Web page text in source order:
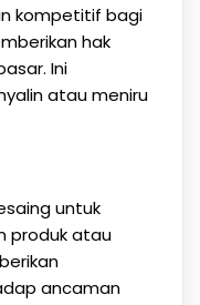
kompetitif bagi
hak
Ini
atau meniru
untuk
produk atau
ancaman